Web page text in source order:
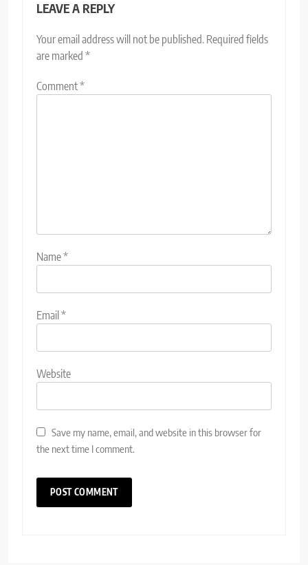
LEAVE A REPLY
Your email address will not be published. Required fields
are marked *
Comment*
Name*
Email *
Website
Save my name, email, and website in this browser for
the next time I comment.